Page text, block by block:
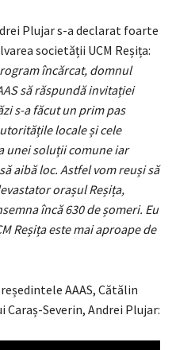
Plujar s-a declarat foarte
societății UCM Reșița:
încărcat, domnul
să răspundă invitației
s-a făcut un prim pas
locale și cele
unei soluții comune iar
aibă loc. Astfel vom reuși să
orașul Reșița,
încă 630 de șomeri. Eu
Reșița este mai aproape de
AAAS, Cătălin
Severin, Andrei Plujar: